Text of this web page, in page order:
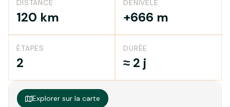
DISTANCE
120 km
DÉNIVELÉ
+666 m
ÉTAPES
2
DURÉE
≈ 2 j
Explorer sur la carte